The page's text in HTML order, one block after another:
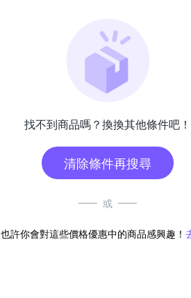
找不到商品嗎？換換其他條件吧！
清除條件再搜尋
或
也許你會對這些價格優惠中的商品感興趣！